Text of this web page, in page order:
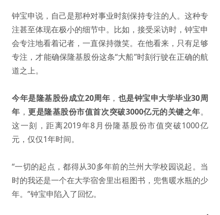
钟宝申说，自己是那种对事业时刻保持专注的人。这种专
注甚至体现在极小的细节中。比如，接受采访时，钟宝申
会专注地看着记者，一直保持微笑。在他看来，只有足够
专注，才能确保隆基股份这条“大船”时刻行驶在正确的航
道之上。
今年是隆基股份成立20周年 ， 也是钟宝申大学毕业30周
年 ，更是隆基股份市值首次突破3000亿元的关键之年。
这一刻，距离2019年8月份隆基股份市值突破1000亿
元，仅仅1年时间。
“一切的起点，都得从30多年前的兰州大学校园说起。当
时的我还是一个在大学宿舍里出租图书，兜售暖水瓶的少
年。”钟宝申陷入了回忆。